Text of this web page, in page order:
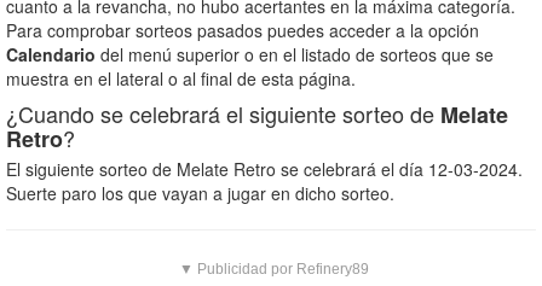
cuanto a la revancha, no hubo acertantes en la máxima categoría.
Para comprobar sorteos pasados puedes acceder a la opción
Calendario del menú superior o en el listado de sorteos que se
muestra en el lateral o al final de esta página.
¿Cuando se celebrará el siguiente sorteo de Melate
Retro?
El siguiente sorteo de Melate Retro se celebrará el día 12-03-2024.
Suerte paro los que vayan a jugar en dicho sorteo.
▼ Publicidad por Refinery89